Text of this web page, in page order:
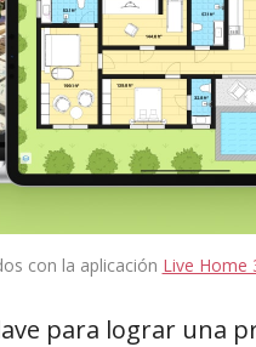
con la aplicación Live Home
para lograr una